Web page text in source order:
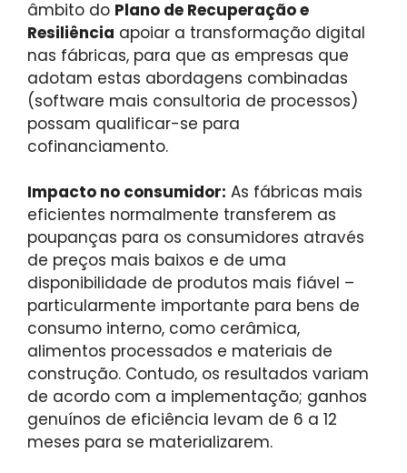
âmbito do Plano de Recuperação e
Resiliência apoiar a transformação digital
nas fábricas, para que as empresas que
adotam estas abordagens combinadas
(software mais consultoria de processos)
possam qualificar-se para
cofinanciamento.
Impacto no consumidor: As fábricas mais
eficientes normalmente transferem as
poupanças para os consumidores através
de preços mais baixos e de uma
disponibilidade de produtos mais fiável –
particularmente importante para bens de
consumo interno, como cerâmica,
alimentos processados ​​e materiais de
construção. Contudo, os resultados variam
de acordo com a implementação; ganhos
genuínos de eficiência levam de 6 a 12
meses para se materializarem.